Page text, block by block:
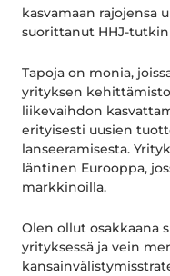
kasvamaan rajojensa
suorittanut HHJ-
Tapoja on monia,
yrityksen
liikevaihdon
erityisesti uusien
lanseeramisesta.
läntinen Eurooppa,
markkinoilla.
Olen ollut osakkaana
yrityksessä ja vein